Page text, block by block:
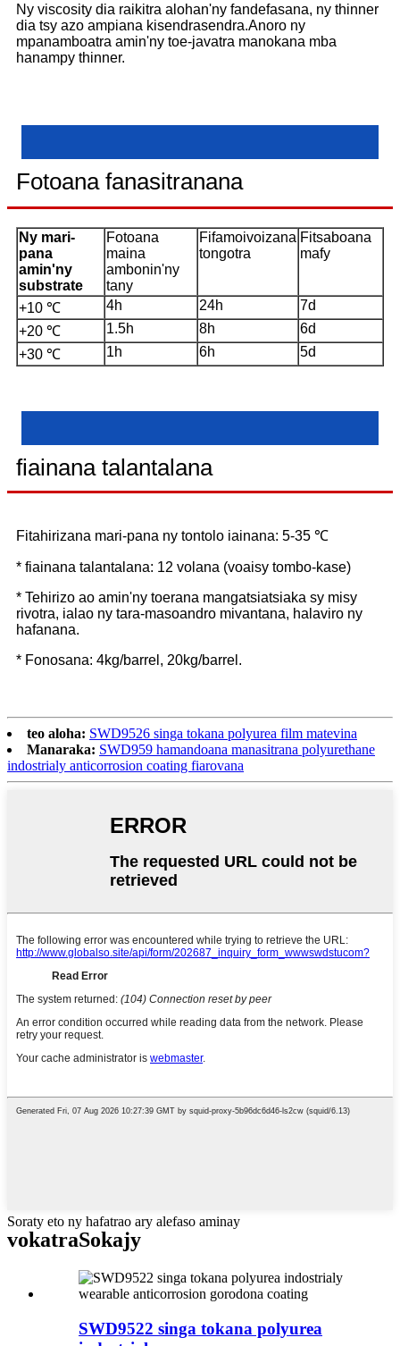
Ny viscosity dia raikitra alohan'ny fandefasana, ny thinner
dia tsy azo ampiana kisendrasendra.Anoro ny
mpanamboatra amin'ny toe-javatra manokana mba
hanampy thinner.
Fotoana fanasitranana
Ny mari-
pana
amin'ny
substrate
Fotoana
maina
ambonin'ny
tany
Fifamoivoizana
tongotra
Fitsaboana
mafy
+10 ℃ 4h 24h
7d
+20 ℃
1.5h 8h
6d
+30 ℃
1h 6h 5d
fiainana talantalana
Fitahirizana mari-pana ny tontolo iainana: 5-35 ℃
* fiainana talantalana: 12 volana (voaisy tombo-kase)
* Tehirizo ao amin'ny toerana mangatsiatsiaka sy misy
rivotra, ialao ny tara-masoandro mivantana, halaviro ny
hafanana.
* Fonosana: 4kg/barrel, 20kg/barrel.
teo aloha: SWD9526 singa tokana polyurea film matevina
Manaraka: SWD959 hamandoana manasitrana polyurethane
indostrialy anticorrosion coating fiarovana
Soraty eto ny hafatrao ary alefaso aminay
vokatraSokajy
SWD9522 singa tokana polyurea